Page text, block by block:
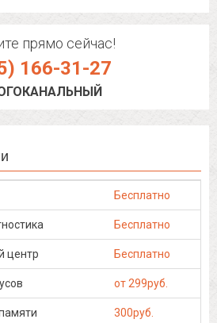
прямо сейчас!
166-31-27
Бесплатно
Бесплатно
центр Бесплатно
от 299руб.
300руб.